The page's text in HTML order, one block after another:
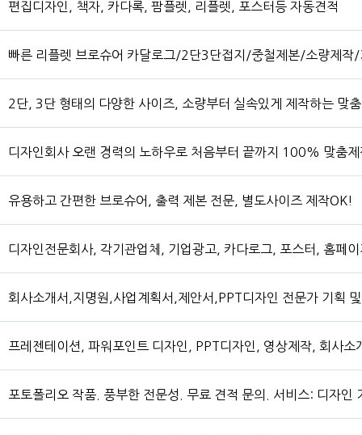
편집디자인, 책자, 카다록, 팜플렛, 리플렛, 포스터등 자동견적
빠른 리플렛 브로슈어 카달로그/2단3단접지/중철제본/소량제작/
2단, 3단 형태의 다양한 사이즈, 소량부터 실속있게 제작하는 맞
디자인회사 오랜 경력의 노하우로 처음부터 끝까지 100% 맞춤제
유용하고 간편한 브로슈어, 출력 제본 전문, 별도사이즈 제작OK!
디자인전문회사, 각기관업체, 기업광고, 카다로그, 포스터, 홈페
회사소개서,지명원,사업계획서,제안서,PPT디자인 전문가 기획
프레젠테이션, 파워포인트 디자인, PPT디자인, 영상제작, 회사소
포토폴리오 작품. 풍부한 전문성. 무료 견적 문의. 서비스: 디자인